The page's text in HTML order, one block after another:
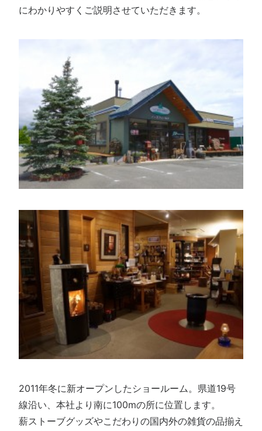
にわかりやすくご説明させていただきます。
2011年冬に新オープンしたショールーム。県道19号
線沿い、本社より南に100mの所に位置します。
薪ストーブグッズやこだわりの国内外の雑貨の品揃え